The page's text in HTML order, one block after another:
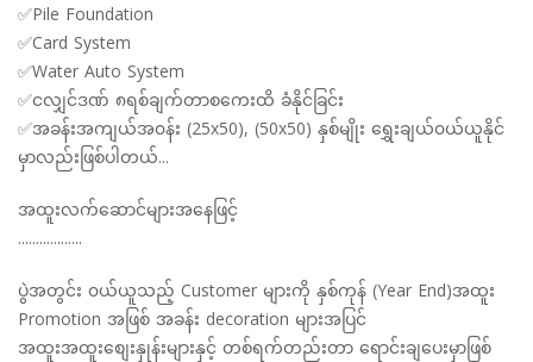
✅Pile Foundation
✅Card System
✅Water Auto System
✅ငလျှင်ဒဏ် ၈ရစ်ချက်တာစကေးထိ ခံနိုင်ခြင်း
✅အခန်းအကျယ်အ၀န်း (25x50), (50x50) နှစ်မျိုး ရွှေးချယ်၀ယ်ယူနိုင်
မှာလည်းဖြစ်ပါတယ်...
အထူးလက်ဆောင်များအနေဖြင့်
..................
ပွဲအတွင်း ၀ယ်ယူသည့် Customer များကို နှစ်ကုန် (Year End)အထူး
Promotion အဖြစ် အခန်း decoration များအပြင်
အထူးအထူးစျေးနှုန်းများနှင့် တစ်ရက်တည်းတာ ရောင်းချပေးမှာဖြစ်